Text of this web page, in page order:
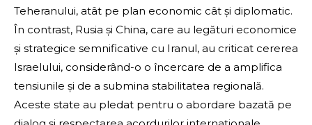
Teheranului, atât pe plan economic cât și diplomatic.
În contrast, Rusia și China, care au legături economice
și strategice semnificative cu Iranul, au criticat cererea
Israelului, considerând-o o încercare de a amplifica
tensiunile și de a submina stabilitatea regională.
Aceste state au pledat pentru o abordare bazată pe